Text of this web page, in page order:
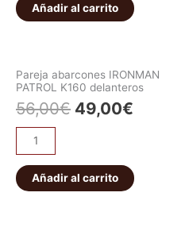
Añadir al carrito
Pareja abarcones IRONMAN
PATROL K160 delanteros
56,00€ 49,00€
Añadir al carrito